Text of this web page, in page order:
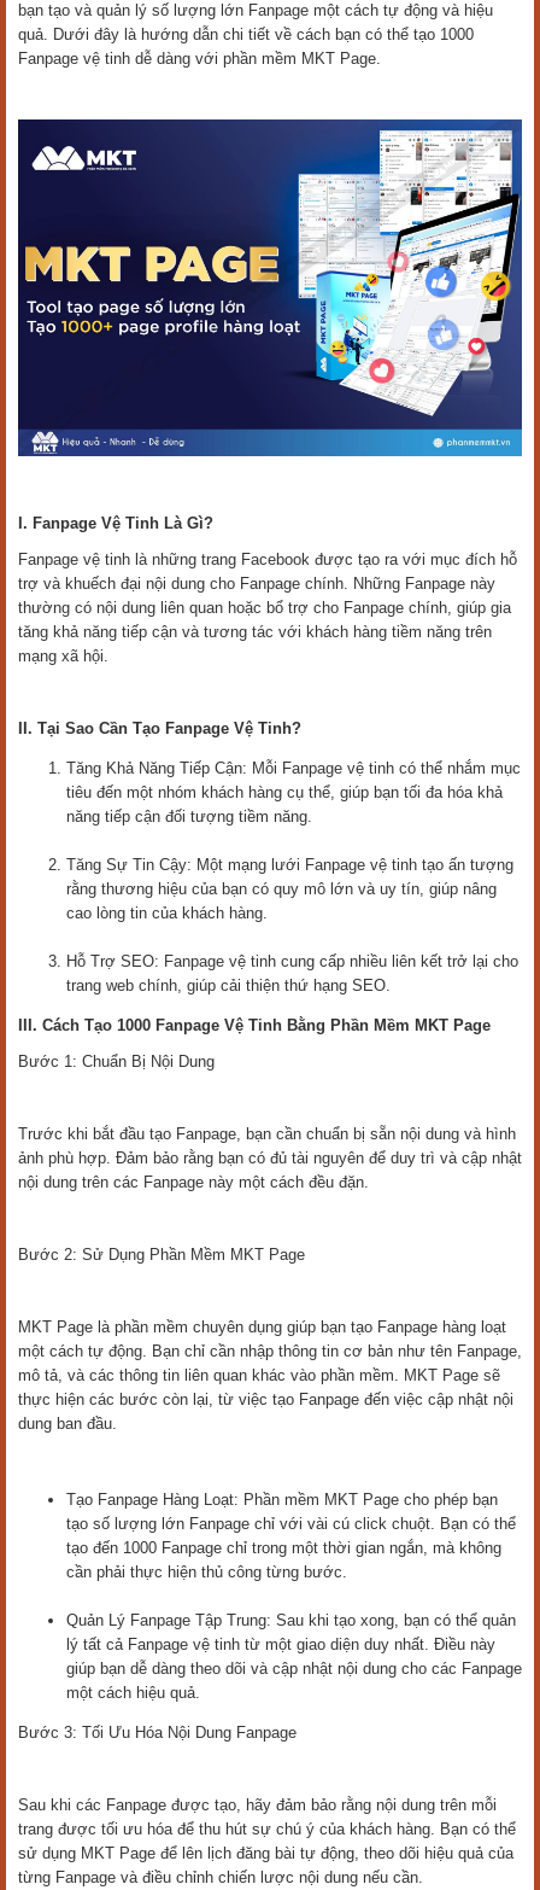
bạn tạo và quản lý số lượng lớn Fanpage một cách tự động và hiệu
quả. Dưới đây là hướng dẫn chi tiết về cách bạn có thể tạo 1000
Fanpage vệ tinh dễ dàng với phần mềm MKT Page.
I. Fanpage Vệ Tinh Là Gì?
Fanpage vệ tinh là những trang Facebook được tạo ra với mục đích hỗ
trợ và khuếch đại nội dung cho Fanpage chính. Những Fanpage này
thường có nội dung liên quan hoặc bổ trợ cho Fanpage chính, giúp gia
tăng khả năng tiếp cận và tương tác với khách hàng tiềm năng trên
mạng xã hội.
II. Tại Sao Cần Tạo Fanpage Vệ Tinh?
Tăng Khả Năng Tiếp Cận: Mỗi Fanpage vệ tinh có thể nhắm mục
tiêu đến một nhóm khách hàng cụ thể, giúp bạn tối đa hóa khả
năng tiếp cận đối tượng tiềm năng.
Tăng Sự Tin Cậy: Một mạng lưới Fanpage vệ tinh tạo ấn tượng
rằng thương hiệu của bạn có quy mô lớn và uy tín, giúp nâng
cao lòng tin của khách hàng.
Hỗ Trợ SEO: Fanpage vệ tinh cung cấp nhiều liên kết trở lại cho
trang web chính, giúp cải thiện thứ hạng SEO.
III. Cách Tạo 1000 Fanpage Vệ Tinh Bằng Phần Mềm MKT Page
Bước 1: Chuẩn Bị Nội Dung
Trước khi bắt đầu tạo Fanpage, bạn cần chuẩn bị sẵn nội dung và hình
ảnh phù hợp. Đảm bảo rằng bạn có đủ tài nguyên để duy trì và cập nhật
nội dung trên các Fanpage này một cách đều đặn.
Bước 2: Sử Dụng Phần Mềm MKT Page
MKT Page là phần mềm chuyên dụng giúp bạn tạo Fanpage hàng loạt
một cách tự động. Bạn chỉ cần nhập thông tin cơ bản như tên Fanpage,
mô tả, và các thông tin liên quan khác vào phần mềm. MKT Page sẽ
thực hiện các bước còn lại, từ việc tạo Fanpage đến việc cập nhật nội
dung ban đầu.
Tạo Fanpage Hàng Loạt: Phần mềm MKT Page cho phép bạn
tạo số lượng lớn Fanpage chỉ với vài cú click chuột. Bạn có thể
tạo đến 1000 Fanpage chỉ trong một thời gian ngắn, mà không
cần phải thực hiện thủ công từng bước.
Quản Lý Fanpage Tập Trung: Sau khi tạo xong, bạn có thể quản
lý tất cả Fanpage vệ tinh từ một giao diện duy nhất. Điều này
giúp bạn dễ dàng theo dõi và cập nhật nội dung cho các Fanpage
một cách hiệu quả.
Bước 3: Tối Ưu Hóa Nội Dung Fanpage
Sau khi các Fanpage được tạo, hãy đảm bảo rằng nội dung trên mỗi
trang được tối ưu hóa để thu hút sự chú ý của khách hàng. Bạn có thể
sử dụng MKT Page để lên lịch đăng bài tự động, theo dõi hiệu quả của
từng Fanpage và điều chỉnh chiến lược nội dung nếu cần.